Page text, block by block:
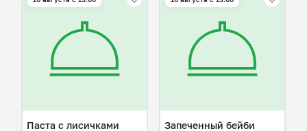
Паста с лисичками
Запеченный бейби